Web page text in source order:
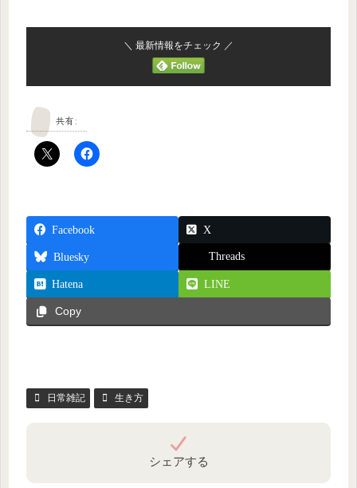
＼ 最新情報をチェック ／
共有:
Facebook X
Bluesky Threads
Hatena LINE
Copy
日常雑記 生き方
シェアする